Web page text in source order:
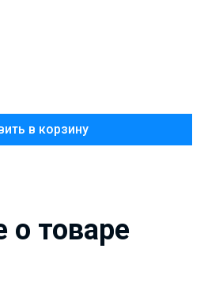
Добавить в корзину
о товаре